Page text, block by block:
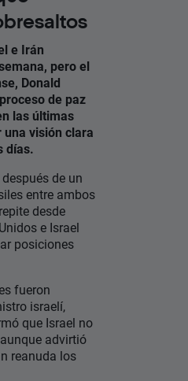
e Irán
pero el
Donald
de paz
las últimas
visión clara
días.
de un
entre ambos
desde
e Israel
posiciones
fueron
israelí,
que Israel no
advirtió
reanuda los